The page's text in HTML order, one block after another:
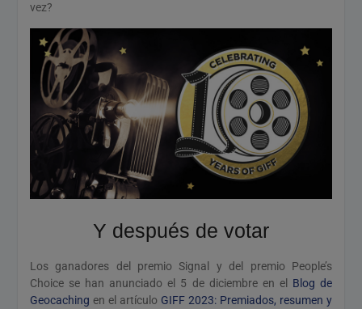
vez?
Y después de votar
Los ganadores del premio Signal y del premio People’s
Choice se han anunciado el 5 de diciembre en el Blog de
Geocaching en el artículo GIFF 2023: Premiados, resumen y